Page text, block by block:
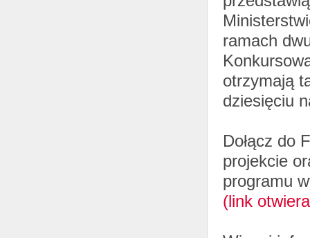
ramach
otrzymają
dziesięciu
Dołącz do
projekcie
programu
(link